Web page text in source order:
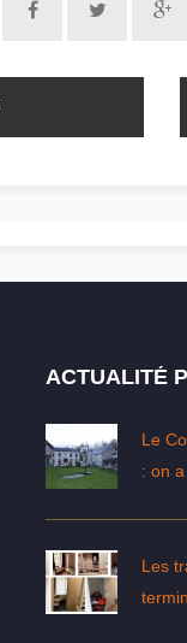
ACTUALITÉ
Le
: on
Les